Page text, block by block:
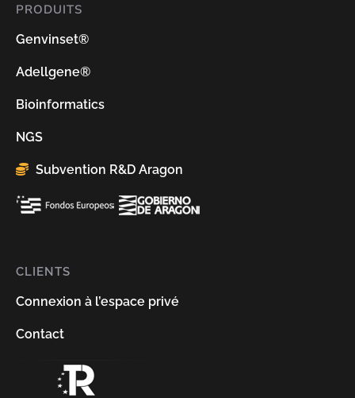
PRODUITS
Genvinset®
Adellgene®
Bioinformatics
NGS
Subvention R&D Aragon
CLIENTS
Connexion à l’espace privé
Contact